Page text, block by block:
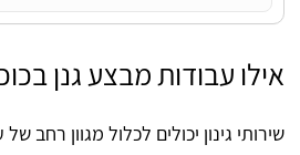
אילו עבודות מבצע גנן
שירותי גינון יכולים לכלול מגוון